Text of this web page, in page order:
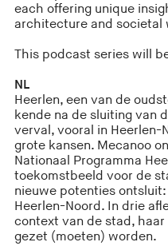
each offering unique
architecture and societal
This podcast series will
NL
Heerlen, een van de
kende na de sluiting van
verval, vooral in Heerlen-
grote kansen. Mecanoo
Nationaal Programma
toekomstbeeld voor de
nieuwe potenties
Heerlen-Noord. In drie
context van de stad,
gezet (moeten) worden.